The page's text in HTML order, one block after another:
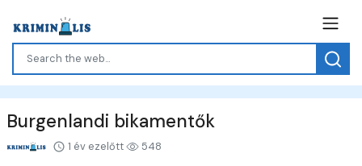
Burgenlandi bikamentők
1 év ezelőtt 548